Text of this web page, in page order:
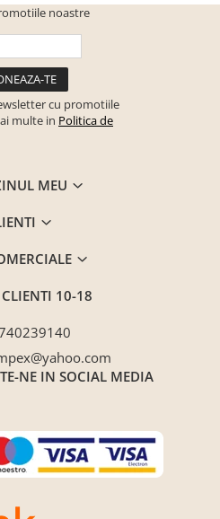
noastre
cu promotiile
multe in Politica de
MEU
10-18
NE IN SOCIAL MEDIA